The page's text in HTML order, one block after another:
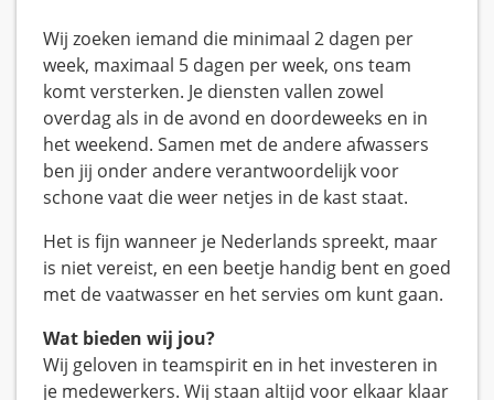
Wij zoeken iemand die minimaal 2 dagen per
week, maximaal 5 dagen per week, ons team
komt versterken. Je diensten vallen zowel
overdag als in de avond en doordeweeks en in
het weekend. Samen met de andere afwassers
ben jij onder andere verantwoordelijk voor
schone vaat die weer netjes in de kast staat.
Het is fijn wanneer je Nederlands spreekt, maar
is niet vereist, en een beetje handig bent en goed
met de vaatwasser en het servies om kunt gaan.
Wat bieden wij jou?
Wij geloven in teamspirit en in het investeren in
je medewerkers. Wij staan altijd voor elkaar klaar